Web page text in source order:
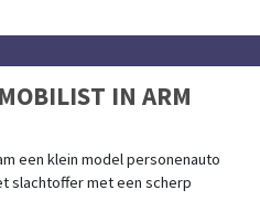
IN ARM
een klein model personenauto
slachtoffer met een scherp